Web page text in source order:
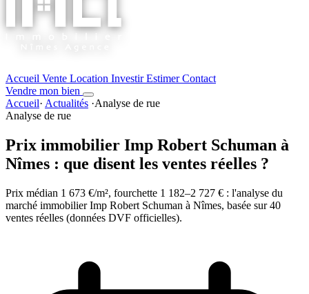
Accueil Vente Location InvestirEstimerContact
Vendre mon bien
Accueil· Actualités ·Analyse de rue
Analyse de rue
Prix immobilier Imp Robert Schuman à
Nîmes : que disent les ventes réelles ?
Prix médian 1 673 €/m², fourchette 1 182–2 727 € : l'analyse du
marché immobilier Imp Robert Schuman à Nîmes, basée sur 40
ventes réelles (données DVF officielles).